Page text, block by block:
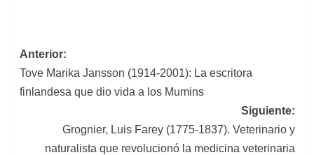
Navegación
de
entradas
Anterior:
Tove Marika Jansson (1914-2001): La escritora
finlandesa que dio vida a los Mumins
Siguiente:
Grognier, Luis Farey (1775-1837). Veterinario y
naturalista que revolucionó la medicina veterinaria